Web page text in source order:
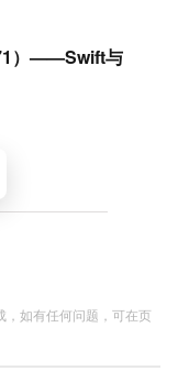
71）——Swift与
如有任何问题，可在页